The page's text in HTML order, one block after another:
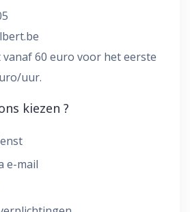
60 euro voor het eerste
uur.
kiezen ?
e-mail